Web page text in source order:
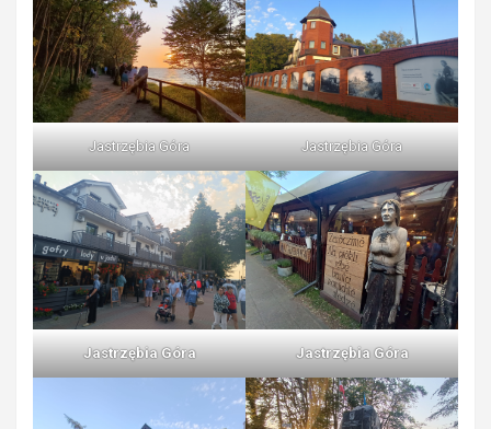
Jastrzębia Góra Jastrzębia Góra
Jastrzębia Góra Jastrzębia Góra